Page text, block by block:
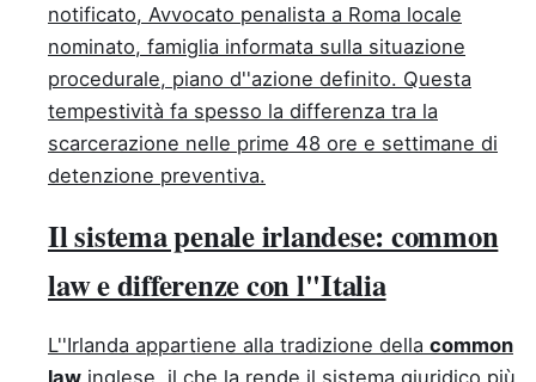
notificato, Avvocato penalista a Roma locale
nominato, famiglia informata sulla situazione
procedurale, piano d''azione definito. Questa
tempestività fa spesso la differenza tra la
scarcerazione nelle prime 48 ore e settimane di
detenzione preventiva.
Il sistema penale irlandese: common
law e differenze con l''Italia
L''Irlanda appartiene alla tradizione della common
law inglese, il che la rende il sistema giuridico più